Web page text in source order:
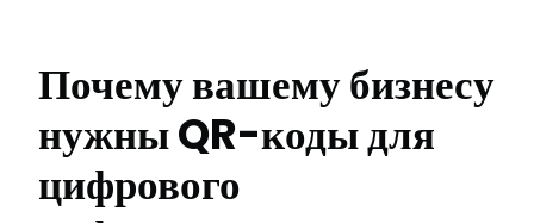
Почему вашему бизнесу
нужны QR-коды для
цифрового